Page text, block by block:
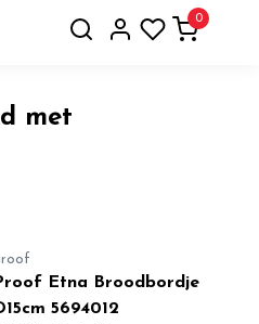
0
met
Etna Broodbordje
5694012